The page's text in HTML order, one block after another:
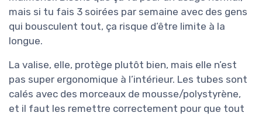
mais si tu fais 3 soirées par semaine avec des gens
qui bousculent tout, ça risque d’être limite à la
longue.
La valise, elle, protège plutôt bien, mais elle n’est
pas super ergonomique à l’intérieur. Les tubes sont
calés avec des morceaux de mousse/polystyrène,
et il faut les remettre correctement pour que tout